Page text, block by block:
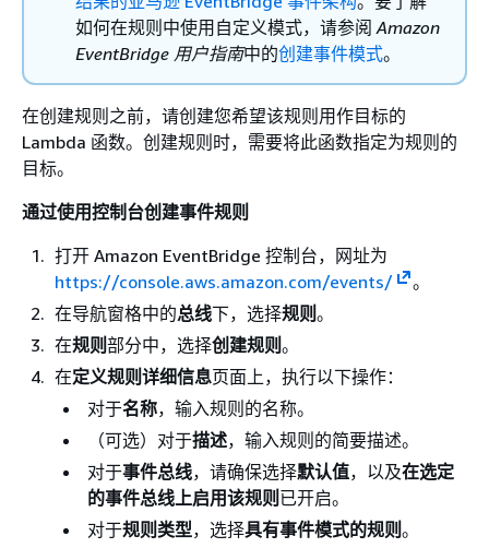
如何在规则中使用自定义模式，请参阅Amazon
EventBridge 用户指南中的创建事件模式。
在创建规则之前，请创建您希望该规则用作目标的
Lambda 函数。创建规则时，需要将此函数指定为规则的
目标。
通过使用控制台创建事件规则
打开 Amazon EventBridge 控制台，网址为
https://console.aws.amazon.com/events/
。
在导航窗格中的总线下，选择规则。
在规则部分中，选择创建规则。
在定义规则详细信息页面上，执行以下操作：
对于名称，输入规则的名称。
（可选）对于描述，输入规则的简要描述。
对于事件总线，请确保选择默认值，以及在选定
的事件总线上启用该规则 已开启。
对于规则类型，选择具有事件模式的规则。